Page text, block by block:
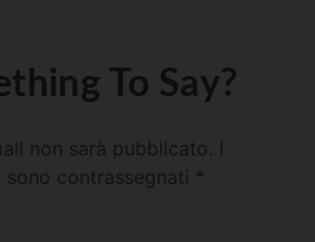
To Say?
non sarà pubblicato.
contrassegnati *